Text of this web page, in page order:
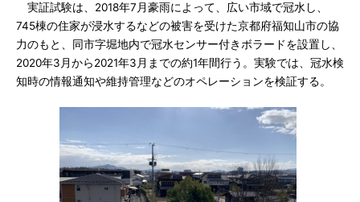
実証試験は、2018年7月豪雨によって、広い市域で冠水し、
745棟の住家が浸水するなどの被害を受けた京都府福知山市の協
力のもと、同市字堀地内で冠水センサー付きボラードを設置し、
2020年3月から2021年3月までの約1年間行う。実験では、冠水検
知時の情報通知や維持管理などのオペレーションを検証する。